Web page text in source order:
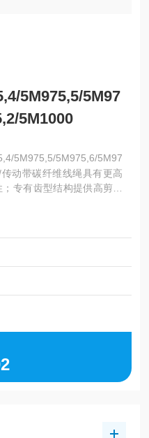
5M975,5/5M97
5M1000
5M975,5/5M975,6/5M97
动带碳纤维线绳具有更高
专有齿型结构提供高剪切